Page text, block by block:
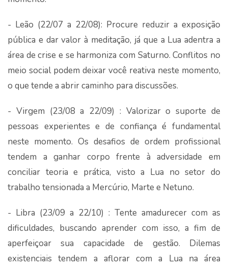
- Leão (22/07 a 22/08): Procure reduzir a exposição
pública e dar valor à meditação, já que a Lua adentra a
área de crise e se harmoniza com Saturno. Conflitos no
meio social podem deixar você reativa neste momento,
o que tende a abrir caminho para discussões.
- Virgem (23/08 a 22/09) : Valorizar o suporte de
pessoas experientes e de confiança é fundamental
neste momento. Os desafios de ordem profissional
tendem a ganhar corpo frente à adversidade em
conciliar teoria e prática, visto a Lua no setor do
trabalho tensionada a Mercúrio, Marte e Netuno.
- Libra (23/09 a 22/10) : Tente amadurecer com as
dificuldades, buscando aprender com isso, a fim de
aperfeiçoar sua capacidade de gestão. Dilemas
existenciais tendem a aflorar com a Lua na área